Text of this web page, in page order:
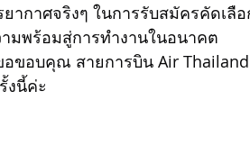
ากาศจริงๆ ในการรับสมัครคัดเลื
มพร้อมสู่การทำงานในอนาคต
ขอบคุณ สายการบิน Air
งนี้ค่ะ